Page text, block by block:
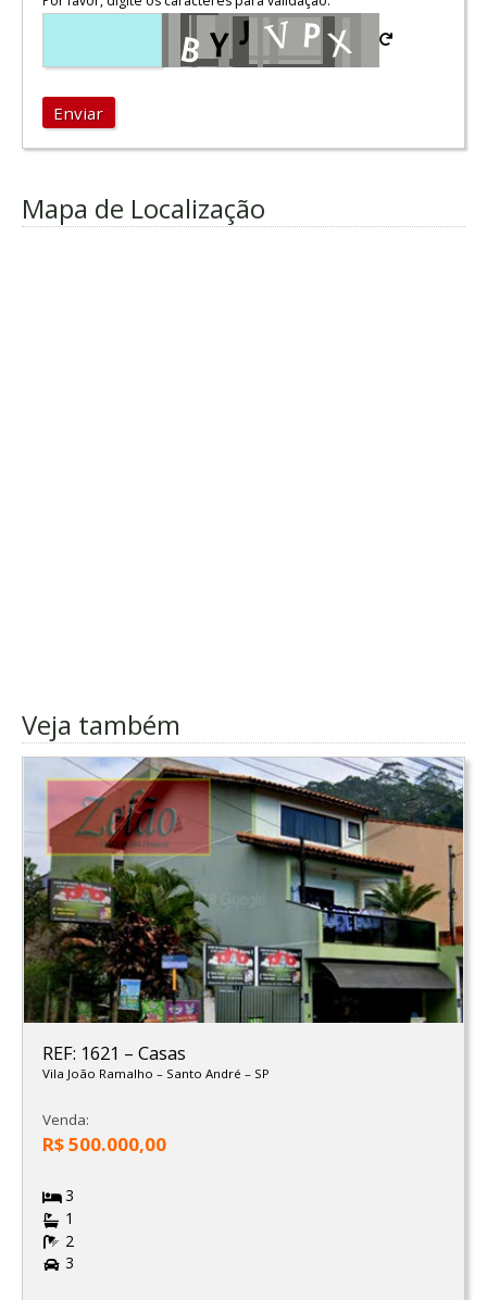
Enviar
Mapa de Localização
Veja também
REF: 1621 – Casas
Vila João Ramalho – Santo André – SP
Venda:
R$ 500.000,00
3
1
2
3